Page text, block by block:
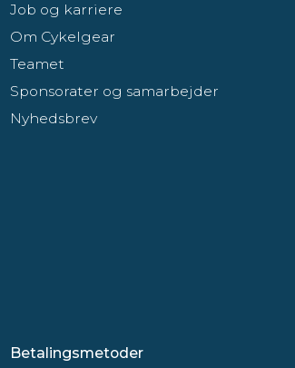
Job og karriere
Om Cykelgear
Teamet
Sponsorater og samarbejder
Nyhedsbrev
Betalingsmetoder